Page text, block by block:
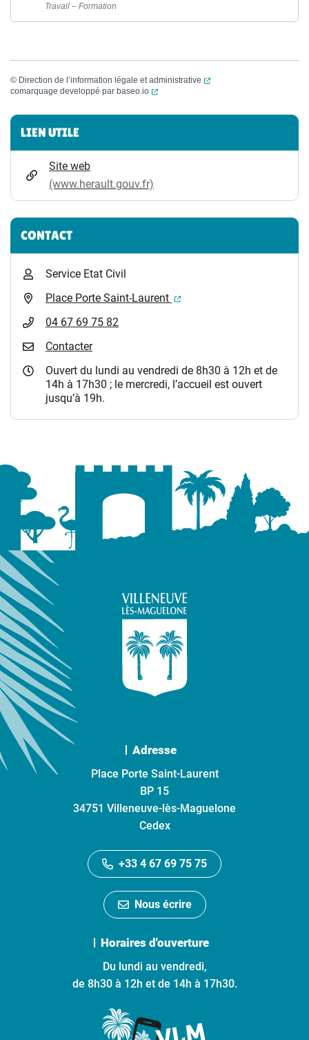
Travail – Formation
© Direction de l’information légale et administrative
(ouverture dans un
comarquage developpé par baseo.io (ouverture dans un nouvel onglet)
Informations complémentaires
LIEN UTILE
Site web
(www.herault.gouv.fr)
CONTACT
Service Etat Civil
Place Porte Saint-Laurent
(ouverture dans un
04 67 69 75 82
Contacter
Ouvert du lundi au vendredi de 8h30 à 12h et de
14h à 17h30 ; le mercredi, l’accueil est ouvert
jusqu’à 19h.
Adresse
Place Porte Saint-Laurent
BP 15
34751 Villeneuve-lès-Maguelone
Cedex
+33 4 67 69 75 75
Nous écrire
Horaires d'ouverture
Du lundi au vendredi,
de 8h30 à 12h et de 14h à 17h30.